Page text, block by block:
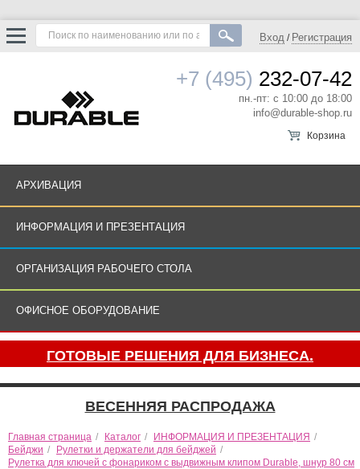
Вход / Регистрация
+7 (495) 232-07-42
пн.-пт: с 10:00 до 18:00
info@durable-shop.ru
Корзина
АРХИВАЦИЯ
ИНФОРМАЦИЯ И ПРЕЗЕНТАЦИЯ
ОРГАНИЗАЦИЯ РАБОЧЕГО СТОЛА
ОФИСНОЕ ОБОРУДОВАНИЕ
ГОТОВЫЕ РЕШЕНИЯ ДЛЯ БИЗНЕСА.
ВЕСЕННЯЯ РАСПРОДАЖА
Главная страница / Каталог / ИНФОРМАЦИЯ И ПРЕЗЕНТАЦИЯ /
Бейджи / Рулетки и держатели для бейджей /
Рулетка для ключей с фонариком с выдвижным клипом Durable, шнур 80 см